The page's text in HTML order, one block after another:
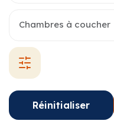
Chambres à coucher
Réinitialiser